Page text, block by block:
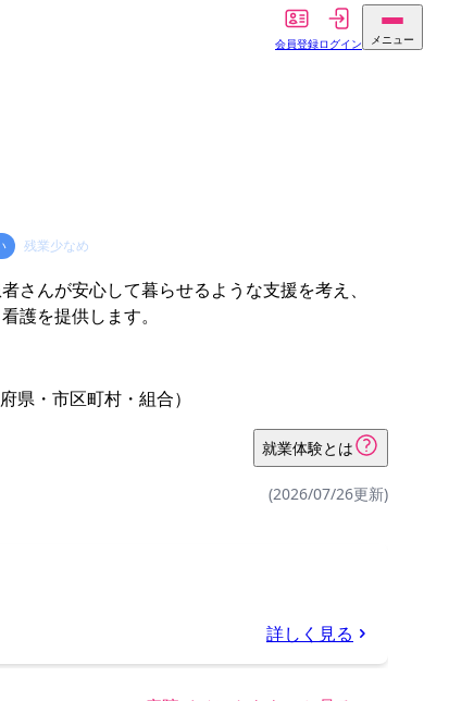
会員登録ログイン メニュー
残業少なめ
んが安心して暮らせるような支援を考え、
護を提供します。
県・市区町村・組合）
就業体験とは
(2026/07/26更新)
詳しく見る